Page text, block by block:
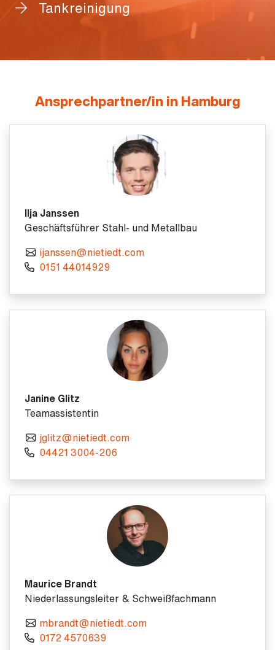
Tankreinigung
Ansprechpartner/in in Hamburg
Ilja Janssen
Geschäftsführer Stahl- und Metallbau
ijanssen@nietiedt.com
0151 44014929
Janine Glitz
Teamassistentin
jglitz@nietiedt.com
04421 3004-206
Maurice Brandt
Niederlassungsleiter & Schweißfachmann
mbrandt@nietiedt.com
0172 4570639